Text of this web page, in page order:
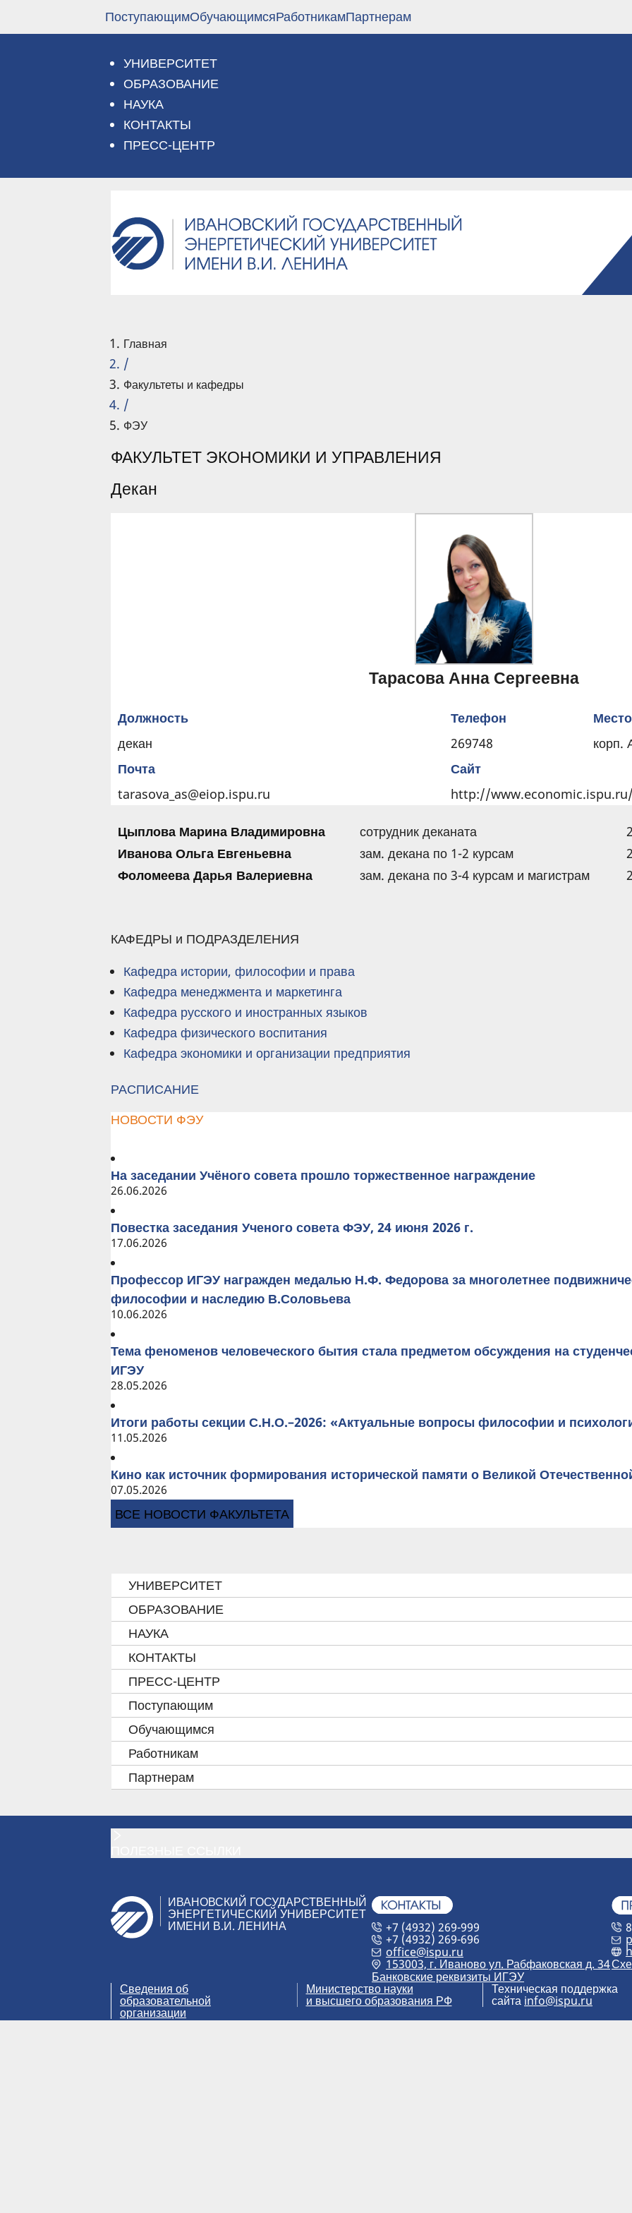
основному
ПоступающимОбучающимсяРаботникамПартнерам
УНИВЕРСИТЕТ
ОБРАЗОВАНИЕ
НАУКА
КОНТАКТЫ
ПРЕСС-ЦЕНТР
Главная
/
Факультеты и кафедры
/
ФЭУ
ФАКУЛЬТЕТ ЭКОНОМИКИ И УПРАВЛЕНИЯ
Декан
Тарасова Анна Сергеевна
Должность Телефон
декан
269748
корп.
Почта
Сайт
tarasova_as@eiop.ispu.ru
http://www.economic.ispu.ru/
Цыплова Марина Владимировна сотрудник деканата
Иванова Ольга Евгеньевна
зам. декана по 1-2 курсам
Фоломеева Дарья Валериевна
зам. декана по 3-4 курсам и магистрам
КАФЕДРЫ и ПОДРАЗДЕЛЕНИЯ
Кафедра истории, философии и права
Кафедра менеджмента и маркетинга
Кафедра русского и иностранных языков
Кафедра физического воспитания
Кафедра экономики и организации предприятия
РАСПИСАНИЕ
НОВОСТИ ФЭУ
На заседании Учёного совета прошло торжественное награждение
26.06.2026
Повестка заседания Ученого совета ФЭУ, 24 июня 2026 г.
17.06.2026
Профессор ИГЭУ награжден медалью Н.Ф. Федорова за многолетнее
философии и наследию В.Соловьева
10.06.2026
Тема феноменов человеческого бытия стала предметом обсуждения на
ИГЭУ
28.05.2026
Итоги работы секции С.Н.О.–2026: «Актуальные вопросы философии и
11.05.2026
Кино как источник формирования исторической памяти о Великой
07.05.2026
ВСЕ НОВОСТИ ФАКУЛЬТЕТА
УНИВЕРСИТЕТ
ОБРАЗОВАНИЕ
НАУКА
КОНТАКТЫ
ПРЕСС-ЦЕНТР
Поступающим
Обучающимся
Работникам
Партнерам
ИВАНОВСКИЙ ГОСУДАРСТВЕННЫЙ
ЭНЕРГЕТИЧЕСКИЙ УНИВЕРСИТЕТ
ИМЕНИ В.И. ЛЕНИНА
+7 (4932) 269-999
+7 (4932) 269-696
office@ispu.ru
153003, г. Иваново ул. Рабфаковская д. 34
Банковские реквизиты ИГЭУ
Сведения об
образовательной
организации
Министерство науки
и высшего образования РФ
Техническая поддержка
сайта info@ispu.ru